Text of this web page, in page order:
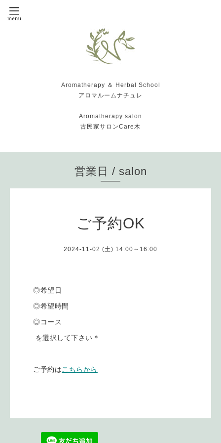
Aromatherapy ＆ Herbal School
アロマルームナチュレ
Aromatherapy salon
古民家サロンCare木
営業日 / salon
ご予約OK
2024-11-02 (土) 14:00～16:00
◎希望日
◎希望時間
◎コース
を選択して下さい＊
ご予約はこちらから